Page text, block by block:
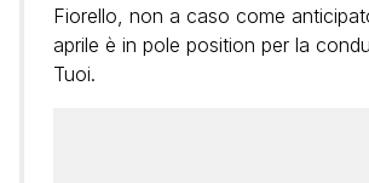
Fiorello, non a caso come
aprile è in pole position per la
Tuoi.